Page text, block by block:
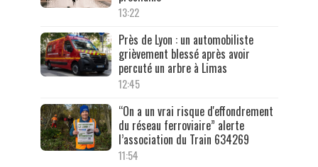
13:22
Près de Lyon : un automobiliste
grièvement blessé après avoir
percuté un arbre à Limas
12:45
“On a un vrai risque d'effondrement
du réseau ferroviaire” alerte
l’association du Train 634269
11:54